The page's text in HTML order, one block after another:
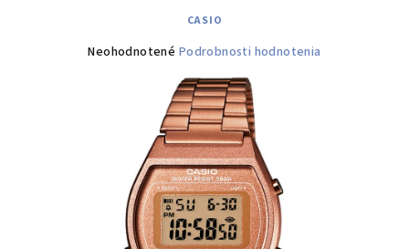
CASIO
Priemerné
hviezdičiek.
Neohodnotené Podrobnosti hodnotenia